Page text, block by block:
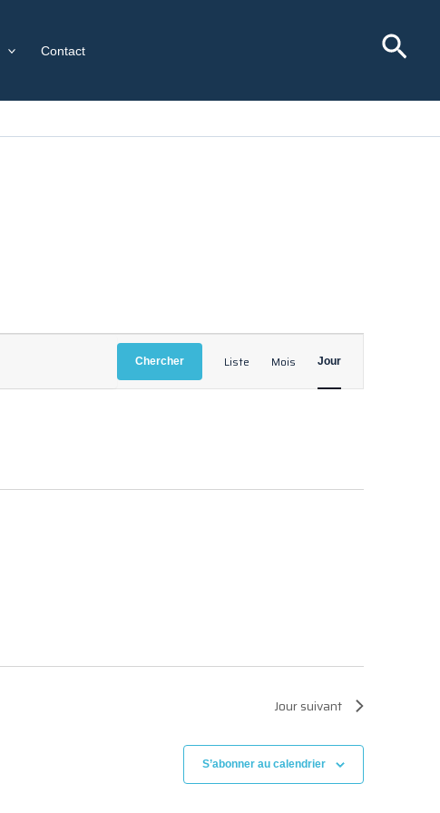
Contact
Chercher
de
vues
Liste Mois Jour
Jour suivant
S’abonner au calendrier